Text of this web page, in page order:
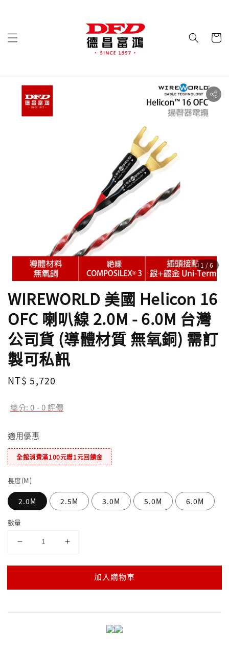
1 /6
WIREWORLD 美國 Helicon 16
OFC 喇叭線 2.0M - 6.0M 台灣
公司貨 (導體材質 無氧銅) 需訂
製可私訊
Regular
NT$ 5,720
總分:0 -0評價
適用優惠
全館消費滿100元贈1元回饋金
長度(M)
2.0M 2.5M 3.0M 5.0M 6.0M
數量
加入購物車